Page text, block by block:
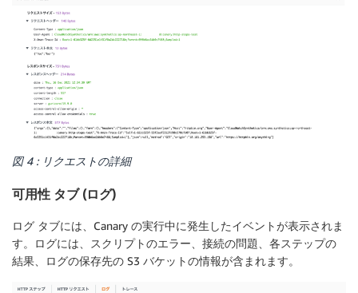
図 4 : リクエストの詳細
可用性 タブ (ログ)
ログ タブには、Canary の実行中に発生したイベントが表示されま
す。ログには、スクリプトのエラー、接続の問題、各ステップの
結果、ログの保存先の S3 バケットの情報が含まれます。